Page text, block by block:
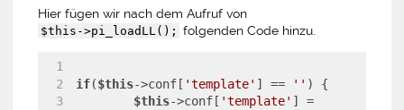
Hier fügen wir nach dem Aufruf von
$this->pi_loadLL(); folgenden Code hinzu.
if($this->conf[ 'template' ] == '' ) {
$this->conf[ 'template'